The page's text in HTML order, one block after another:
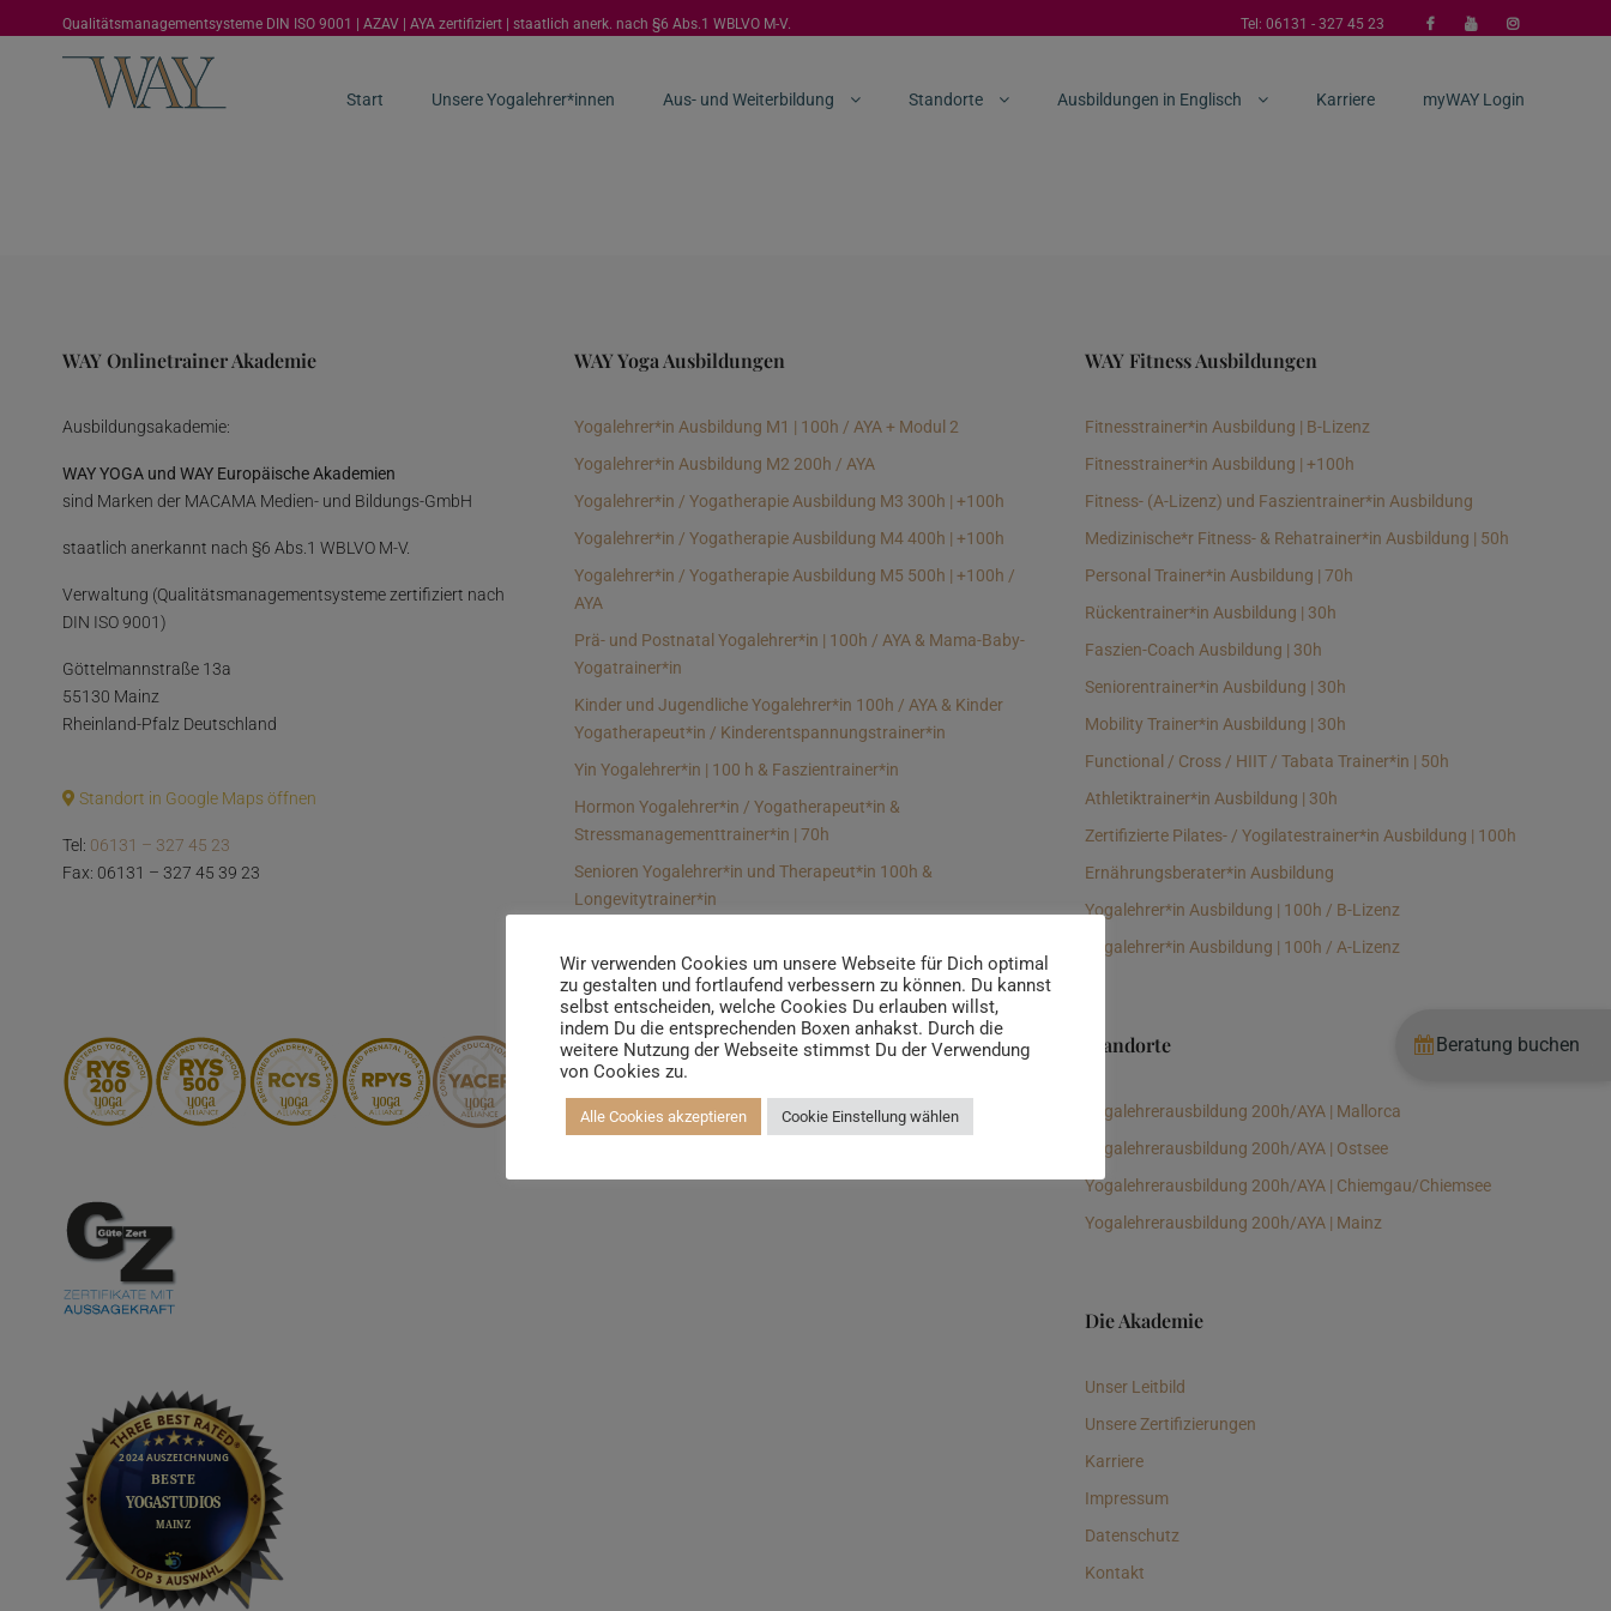
Qualitätsmanagementsysteme DIN ISO 9001 | AZAV | AYA zertifiziert | staatlich anerk. nach §6 Abs.1 WBLVO M-V. Tel: 06131 - 327 45 23
Start Unsere Yogalehrer*innen Aus- und Weiterbildung Standorte Ausbildungen in Englisch Karriere myWAY Login
WAY Onlinetrainer Akademie
Ausbildungsakademie:
WAY YOGA und WAY Europäische Akademien
sind Marken der MACAMA Medien- und Bildungs-GmbH
staatlich anerkannt nach §6 Abs.1 WBLVO M-V.
Verwaltung (Qualitätsmanagementsysteme zertifiziert nach
DIN ISO 9001)
Göttelmannstraße 13a
55130 Mainz
Rheinland-Pfalz Deutschland
Standort in Google Maps öffnen
Tel: 06131 – 327 45 23
Fax: 06131 – 327 45 39 23
WAY Yoga Ausbildungen
Yogalehrer*in Ausbildung M1 | 100h / AYA + Modul 2
Yogalehrer*in Ausbildung M2 200h / AYA
Yogalehrer*in / Yogatherapie Ausbildung M3 300h | +100h
Yogalehrer*in / Yogatherapie Ausbildung M4 400h | +100h
Yogalehrer*in / Yogatherapie Ausbildung M5 500h | +100h /
AYA
Prä- und Postnatal Yogalehrer*in | 100h / AYA & Mama-Baby-
Yogatrainer*in
Kinder und Jugendliche Yogalehrer*in 100h / AYA & Kinder
Yogatherapeut*in / Kinderentspannungstrainer*in
Yin Yogalehrer*in | 100 h & Faszientrainer*in
Hormon Yogalehrer*in / Yogatherapeut*in &
Stressmanagementtrainer*in | 70h
Senioren Yogalehrer*in und Therapeut*in 100h &
Longevitytrainer*in
Meditationsleiter*in | 50h & Achtsamkeitstrainer*in
Yoga Alignmenttrainer*in | 40h
Yoga Hilfsmitteltrainer*in Ausbildung | 10 h
WAY Fitness Ausbildungen
Fitnesstrainer*in Ausbildung | B-Lizenz
Fitnesstrainer*in Ausbildung | +100h
Fitness- (A-Lizenz) und Faszientrainer*in Ausbildung
Medizinische*r Fitness- & Rehatrainer*in Ausbildung | 50h
Personal Trainer*in Ausbildung | 70h
Rückentrainer*in Ausbildung | 30h
Faszien-Coach Ausbildung | 30h
Seniorentrainer*in Ausbildung | 30h
Mobility Trainer*in Ausbildung | 30h
Functional / Cross / HIIT / Tabata Trainer*in | 50h
Athletiktrainer*in Ausbildung | 30h
Zertifizierte Pilates- / Yogilatestrainer*in Ausbildung | 100h
Ernährungsberater*in Ausbildung
Yogalehrer*in Ausbildung | 100h / B-Lizenz
Yogalehrer*in Ausbildung | 100h / A-Lizenz
Standorte
Yogalehrerausbildung 200h/AYA | Mallorca
Yogalehrerausbildung 200h/AYA | Ostsee
Yogalehrerausbildung 200h/AYA | Chiemgau/Chiemsee
Yogalehrerausbildung 200h/AYA | Mainz
Die Akademie
Unser Leitbild
Unsere Zertifizierungen
Karriere
Impressum
Datenschutz
Kontakt
Wir verwenden Cookies um unsere Webseite für Dich optimal
zu gestalten und fortlaufend verbessern zu können. Du kannst
selbst entscheiden, welche Cookies Du erlauben willst,
indem Du die entsprechenden Boxen anhakst. Durch die
weitere Nutzung der Webseite stimmst Du der Verwendung
von Cookies zu.
Alle Cookies akzeptieren Cookie Einstellung wählen
Beratung buchen